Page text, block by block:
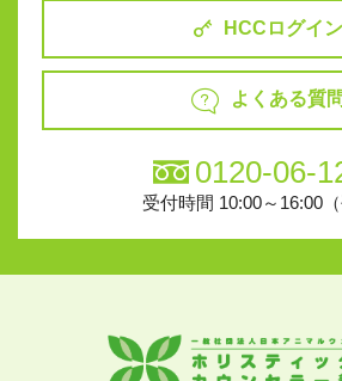
HCCログイン
よくある質問
0120-06-
受付時間 10:00～16:00（